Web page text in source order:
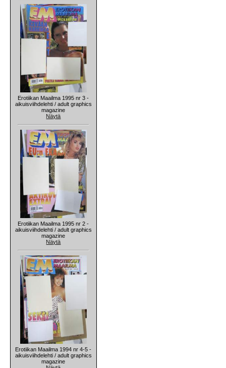
Erotiikan Maailma 1995 nr 3 -
aikuisviihdelehti / adult graphics
magazine
Näytä
Erotiikan Maailma 1995 nr 2 -
aikuisviihdelehti / adult graphics
magazine
Näytä
Erotiikan Maailma 1994 nr 4-5 -
aikuisviihdelehti / adult graphics
magazine